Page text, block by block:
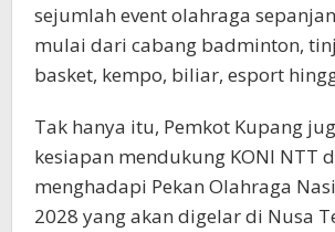
sejumlah event olahraga
mulai dari cabang badminton,
basket, kempo, biliar, esport
Tak hanya itu, Pemkot Kupang
kesiapan mendukung KONI NTT
menghadapi Pekan Olahraga
2028 yang akan digelar di Nusa